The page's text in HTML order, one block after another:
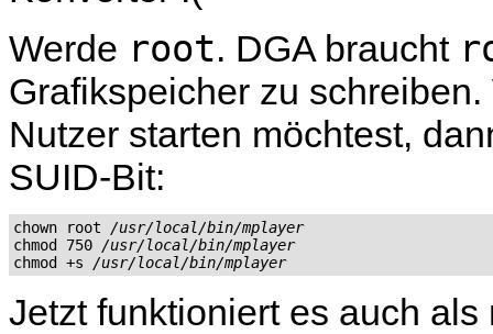
Werde root. DGA braucht
Grafikspeicher zu
Nutzer starten möchtest,
SUID-Bit:
chown root /usr/local/bin/mplayer
chmod 750 /usr/local/bin/mplayer
chmod +s /usr/local/bin/mplayer
Jetzt funktioniert es auch als